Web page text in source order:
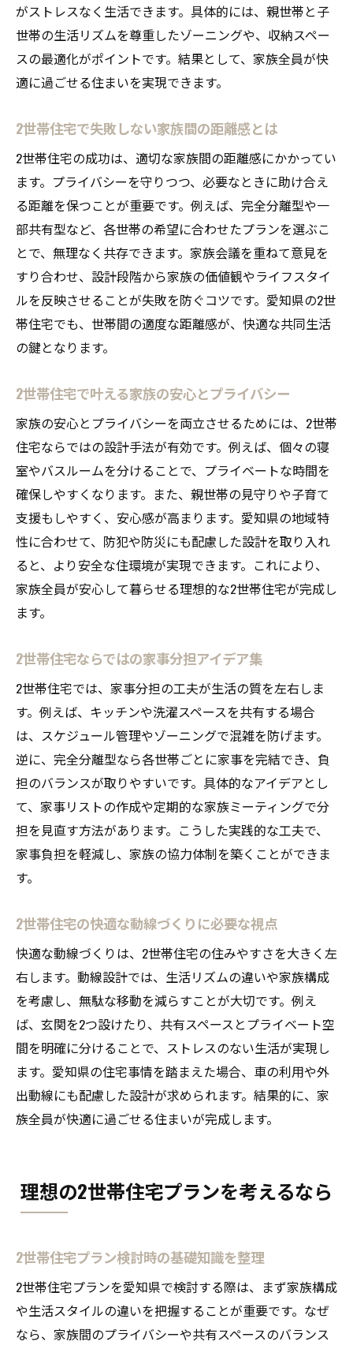
間取り設計で叶える安心の2世帯生活
2世帯住宅の間取り設計が生活を変える理由
快適な2世帯住宅の間取りアイデアを紹介
家族のプライバシーを守る間取り設計術
注文住宅で実現する理想の2世帯住宅間取り
快適な2世帯住宅を実現するポイント集
2世帯住宅で快適空間をつくるポイント特集
2世帯住宅の建築で押さえたい工務店の選び
方
注文住宅で快適性を高めるプランニング術
2世帯住宅の生活動線を最適化する工夫とは
2世帯住宅の耐震・断熱対策で安心生活を実
現
家族構成に合わせた2世帯住宅の設計術
子育て世帯に最適な2世帯住宅の設計ポイン
ト
高齢世帯に配慮した2世帯住宅の設計アイデ
ア
ペットと暮らす2世帯住宅設計の工夫集
2世帯住宅で変わる家族の過ごし方と設計術
注文住宅で失敗しない2世帯プラン選び
2世帯住宅プランの打ち合わせで注意したい
点
工務店と進める2世帯住宅プランの比較ポイ
ント
2世帯住宅のコストを抑える注文住宅の選び
方
2世帯住宅の実例から学ぶプラン選びの成功
例
がストレスなく生活できます。具体的には、親世帯と子
世帯の生活リズムを尊重したゾーニングや、収納スペー
スの最適化がポイントです。結果として、家族全員が快
適に過ごせる住まいを実現できます。
2世帯住宅で失敗しない家族間の距離感とは
2世帯住宅の成功は、適切な家族間の距離感にかかってい
ます。プライバシーを守りつつ、必要なときに助け合え
る距離を保つことが重要です。例えば、完全分離型や一
部共有型など、各世帯の希望に合わせたプランを選ぶこ
とで、無理なく共存できます。家族会議を重ねて意見を
すり合わせ、設計段階から家族の価値観やライフスタイ
ルを反映させることが失敗を防ぐコツです。愛知県の2世
帯住宅でも、世帯間の適度な距離感が、快適な共同生活
の鍵となります。
2世帯住宅で叶える家族の安心とプライバシー
家族の安心とプライバシーを両立させるためには、2世帯
住宅ならではの設計手法が有効です。例えば、個々の寝
室やバスルームを分けることで、プライベートな時間を
確保しやすくなります。また、親世帯の見守りや子育て
支援もしやすく、安心感が高まります。愛知県の地域特
性に合わせて、防犯や防災にも配慮した設計を取り入れ
ると、より安全な住環境が実現できます。これにより、
家族全員が安心して暮らせる理想的な2世帯住宅が完成し
ます。
2世帯住宅ならではの家事分担アイデア集
2世帯住宅では、家事分担の工夫が生活の質を左右しま
す。例えば、キッチンや洗濯スペースを共有する場合
は、スケジュール管理やゾーニングで混雑を防げます。
逆に、完全分離型なら各世帯ごとに家事を完結でき、負
担のバランスが取りやすいです。具体的なアイデアとし
て、家事リストの作成や定期的な家族ミーティングで分
担を見直す方法があります。こうした実践的な工夫で、
家事負担を軽減し、家族の協力体制を築くことができま
す。
2世帯住宅の快適な動線づくりに必要な視点
快適な動線づくりは、2世帯住宅の住みやすさを大きく左
右します。動線設計では、生活リズムの違いや家族構成
を考慮し、無駄な移動を減らすことが大切です。例え
ば、玄関を2つ設けたり、共有スペースとプライベート空
間を明確に分けることで、ストレスのない生活が実現し
ます。愛知県の住宅事情を踏まえた場合、車の利用や外
出動線にも配慮した設計が求められます。結果的に、家
族全員が快適に過ごせる住まいが完成します。
理想の2世帯住宅プランを考えるなら
2世帯住宅プラン検討時の基礎知識を整理
2世帯住宅プランを愛知県で検討する際は、まず家族構成
や生活スタイルの違いを把握することが重要です。なぜ
なら、家族間のプライバシーや共有スペースのバランス